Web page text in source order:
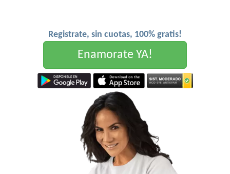
Registrate, sin cuotas, 100% gratis!
Enamorate YA!